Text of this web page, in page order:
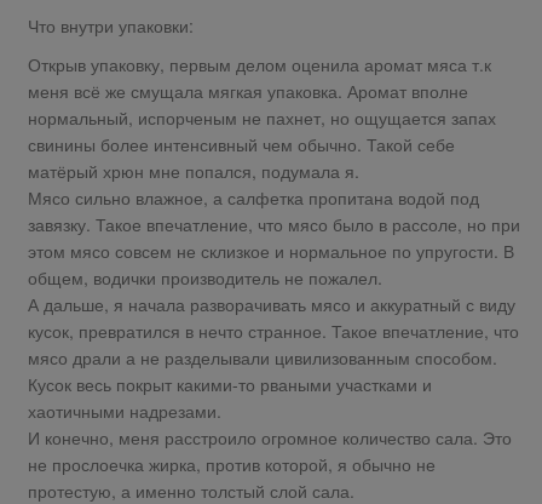
Что внутри упаковки:
Открыв упаковку, первым делом оценила аромат мяса т.к
меня всё же смущала мягкая упаковка. Аромат вполне
нормальный, испорченым не пахнет, но ощущается запах
свинины более интенсивный чем обычно. Такой себе
матёрый хрюн мне попался, подумала я.
Мясо сильно влажное, а салфетка пропитана водой под
завязку. Такое впечатление, что мясо было в рассоле, но при
этом мясо совсем не склизкое и нормальное по упругости. В
общем, водички производитель не пожалел.
А дальше, я начала разворачивать мясо и аккуратный с виду
кусок, превратился в нечто странное. Такое впечатление, что
мясо драли а не разделывали цивилизованным способом.
Кусок весь покрыт какими-то рваными участками и
хаотичными надрезами.
И конечно, меня расстроило огромное количество сала. Это
не прослоечка жирка, против которой, я обычно не
протестую, а именно толстый слой сала.